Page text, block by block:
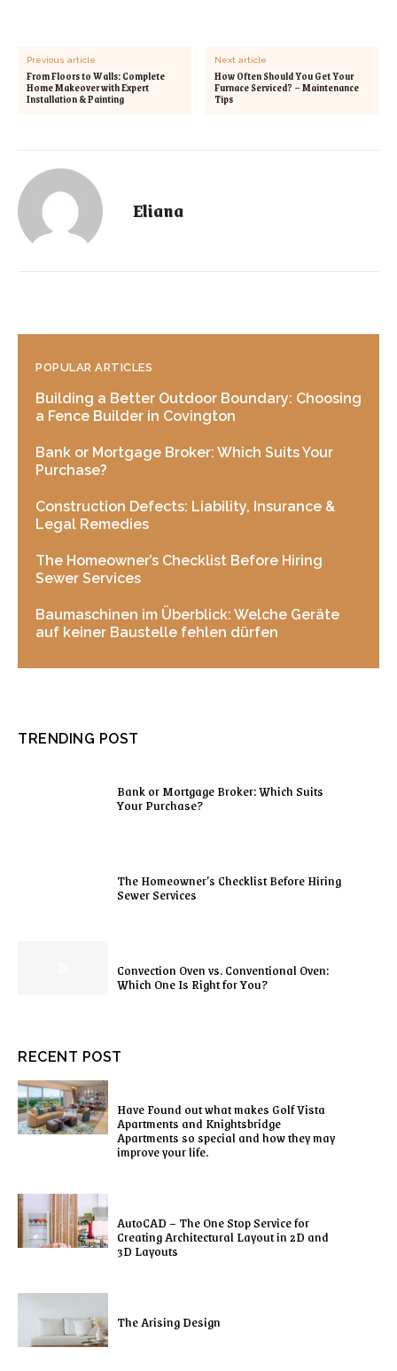
Previous article
From Floors to Walls: Complete
Home Makeover with Expert
Installation & Painting
Next article
How Often Should You Get Your
Furnace Serviced? – Maintenance
Tips
Eliana
POPULAR ARTICLES
Building a Better Outdoor Boundary: Choosing
a Fence Builder in Covington
Bank or Mortgage Broker: Which Suits Your
Purchase?
Construction Defects: Liability, Insurance &
Legal Remedies
The Homeowner’s Checklist Before Hiring
Sewer Services
Baumaschinen im Überblick: Welche Geräte
auf keiner Baustelle fehlen dürfen
TRENDING POST
Bank or Mortgage Broker: Which Suits
Your Purchase?
The Homeowner’s Checklist Before Hiring
Sewer Services
Convection Oven vs. Conventional Oven:
Which One Is Right for You?
RECENT POST
Have Found out what makes Golf Vista
Apartments and Knightsbridge
Apartments so special and how they may
improve your life.
AutoCAD – The One Stop Service for
Creating Architectural Layout in 2D and
3D Layouts
The Arising Design